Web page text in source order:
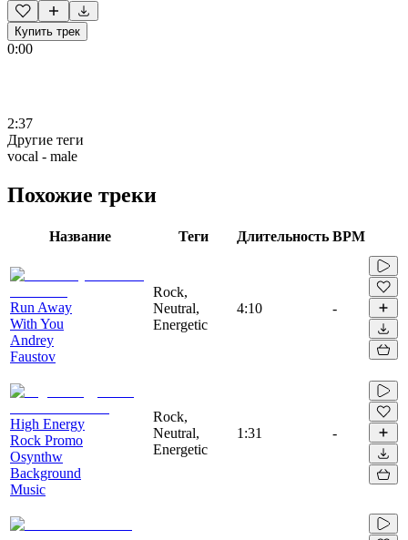
Купить трек
0:00
2:37
Другие теги
vocal - male
Похожие треки
Название Теги Длительность BPM
Run Away
With You
Andrey
Faustov
Rock,
Neutral,
Energetic
4:10 -
High Energy
Rock Promo
Osynthw
Background
Music
Rock,
Neutral,
Energetic
1:31 -